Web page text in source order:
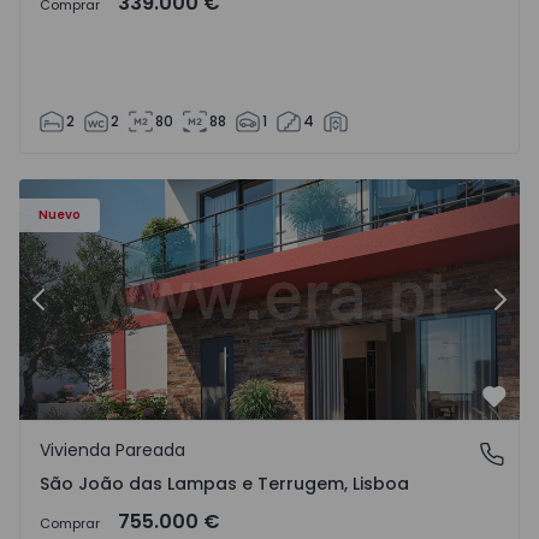
Comprar
2 2 80 88 1 4
Nuevo
Anterior
São João das Lampas e Terrugem, Lisboa
Vivienda Pareada
São João das Lampas e Terrugem, Lisboa
Comprar 755.000 €